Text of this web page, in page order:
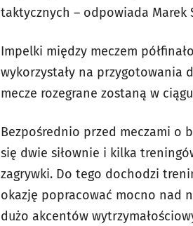
taktycznych – odpowiada Marek
Impelki między meczem
wykorzystały na przygotowania
mecze rozegrane zostaną w
Bezpośrednio przed meczami o
się dwie siłownie i kilka
zagrywki. Do tego dochodzi
okazję popracować mocno nad
dużo akcentów